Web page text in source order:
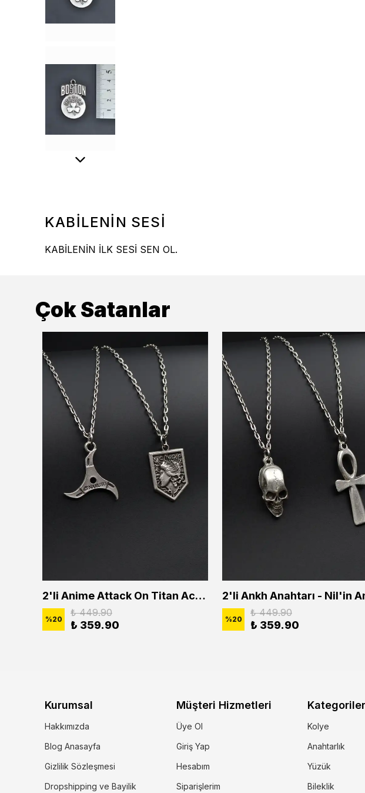
KABİLENİN SESİ
KABİLENİN İLK SESİ SEN OL.
Çok Satanlar
2'li Anime Attack On Titan Acrylic Maria Anime Naruto Erkek Kadın Kolye Seti
%20
₺ 449.90
₺ 359.90 %20
₺ 449.90
₺ 359.90
Kurumsal
Hakkımızda
Blog Anasayfa
Gizlilik Sözleşmesi
Dropshipping ve Bayilik
Müşteri Hizmetleri
Üye Ol
Giriş Yap
Hesabım
Siparişlerim
Kategoriler
Kolye
Anahtarlık
Yüzük
Bileklik